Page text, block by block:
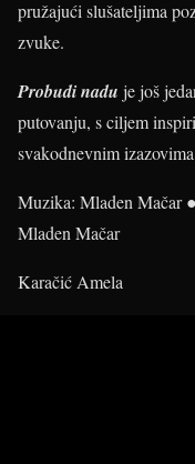
pružajući slušateljima
zvuke.
Probudi nadu je još
putovanju, s ciljem
svakodnevnim
Muzika: Mladen Mačar
Mladen Mačar
Karačić Amela